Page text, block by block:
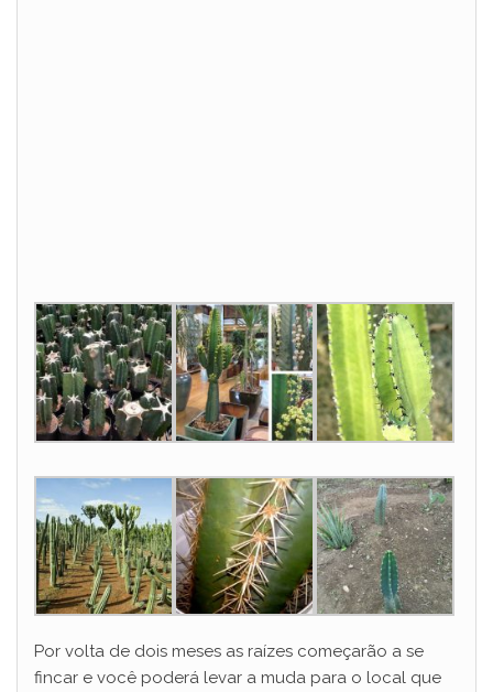
Por volta de dois meses as raízes começarão a se
fincar e você poderá levar a muda para o local que